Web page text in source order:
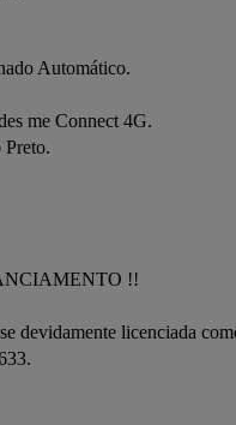
Automático.
me Connect 4G.
!!
devidamente licenciada